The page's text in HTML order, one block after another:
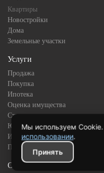
Квартиры
Новостройки
Дома
Земельные участки
Услуги
Продажа
Покупка
Ипотека
Оценка имущества
Страхование
Юридическое сопровождение
Инвестиционная недвижимость
Подбор квартиры в новостройке
О компании
Мы используем Cookie.
использовании.
Принять